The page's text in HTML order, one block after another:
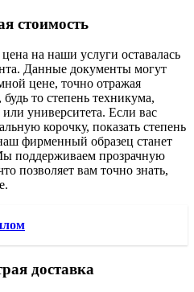
стоимость
на наши услуги оставалась
Данные документы могут
цене, точно отражая
то степень техникума,
университета. Если вас
корочку, показать степень
фирменный образец станет
поддерживаем прозрачную
позволяет вам точно знать,
доставка